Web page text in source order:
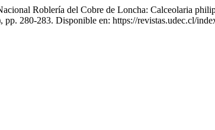
Roblería del Cobre de Loncha: Calceolaria
pp. 280-283. Disponible en: https://revistas.udec.cl/